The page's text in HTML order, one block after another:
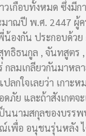
เกือบทั้งหมด ซึ่งมีก
าณปี พ.ศ. 2447 ผู้
องกัน ประกอบด้วย
ทธิธนกูล , จันทสูตร
กลมเกลียวกันมาหล
ลกใจเลยว่า เกาะห
ภัย และถ้าสังเกตจ
นนามสกุลของบรร
เพื่อ อนุชนรุ่นหลัง ไ